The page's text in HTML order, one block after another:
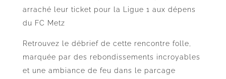
arraché leur ticket pour la Ligue 1 aux dépens
du FC Metz
Retrouvez le débrief de cette rencontre folle,
marquée par des rebondissements incroyables
et une ambiance de feu dans le parcage